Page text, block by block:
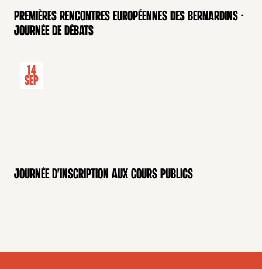
Premières rencontres européennes des Bernardins -
Journée de débats
14
Sep
Journée d'inscription aux cours publics